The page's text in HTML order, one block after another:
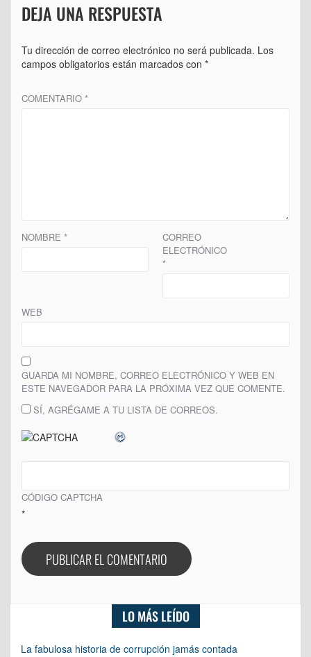
DEJA UNA RESPUESTA
Tu dirección de correo electrónico no será publicada. Los
campos obligatorios están marcados con *
COMENTARIO *
NOMBRE *
CORREO
ELECTRÓNICO
*
WEB
GUARDA MI NOMBRE, CORREO ELECTRÓNICO Y WEB EN
ESTE NAVEGADOR PARA LA PRÓXIMA VEZ QUE COMENTE.
SÍ, AGRÉGAME A TU LISTA DE CORREOS.
CÓDIGO CAPTCHA
*
LO MÁS LEÍDO
La fabulosa historia de corrupción jamás contada